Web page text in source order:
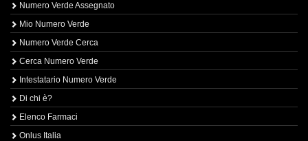
Numero Verde Assegnato
Mio Numero Verde
Numero Verde Cerca
Cerca Numero Verde
Intestatario Numero Verde
Di chi è?
Elenco Farmaci
Onlus Italia